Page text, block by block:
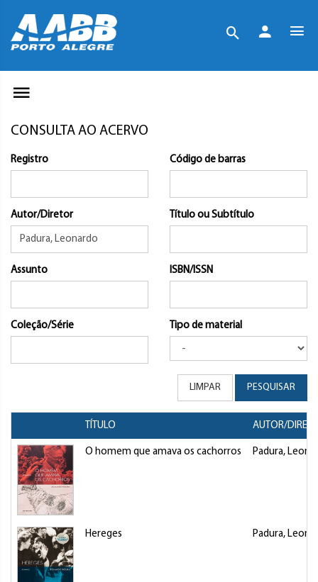
CONSULTA AO ACERVO
Registro Código de barras
Autor/Diretor Título ou Subtítulo
Assunto ISBN/ISSN
Coleção/Série Tipo de material
LIMPAR PESQUISAR
TÍTULO AUTOR/
O homem que amava os cachorros Padura,
Hereges Padura,